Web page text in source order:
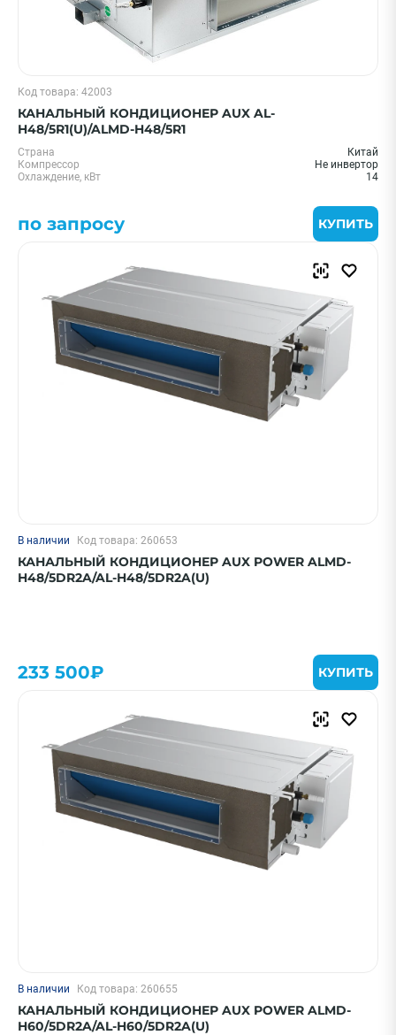
Код товара: 42003
КАНАЛЬНЫЙ КОНДИЦИОНЕР AUX AL-
H48/5R1(U)/ALMD-H48/5R1
Страна
Китай
Компрессор
Не инвертор
Охлаждение, кВт
14
по запросу КУПИТЬ
В наличии Код товара: 260653
КАНАЛЬНЫЙ КОНДИЦИОНЕР AUX POWER ALMD-
H48/5DR2A/AL-H48/5DR2A(U)
233 500₽ КУПИТЬ
В наличии Код товара: 260655
КАНАЛЬНЫЙ КОНДИЦИОНЕР AUX POWER ALMD-
H60/5DR2A/AL-H60/5DR2A(U)